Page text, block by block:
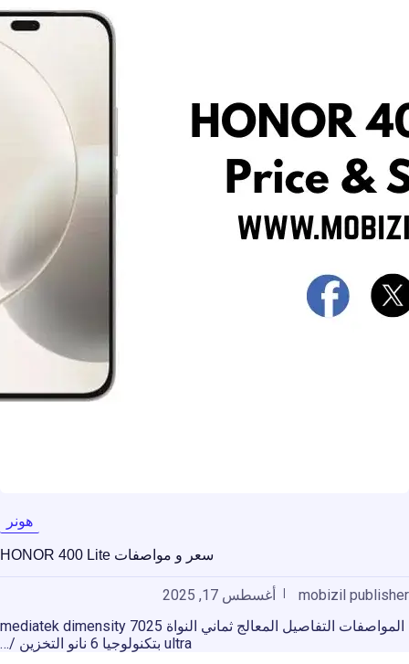
هونر
سعر و مواصفات HONOR 400 Lite
mobizil publisher
أغسطس 17, 2025
المواصفات التفاصيل المعالج ثماني النواة mediatek dimensity 7025
ultra بتكنولوجيا 6 نانو التخزين /…